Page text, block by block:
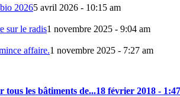
20265 avril 2026 - 10:15 am
sur le radis1 novembre 2025 - 9:04 am
affaire.1 novembre 2025 - 7:27 am
tous les bâtiments de...18 février 2018 -